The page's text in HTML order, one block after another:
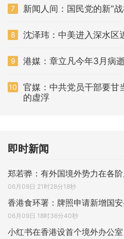
7 新闻人间：国民党的新“
8 沈泽玮：中美进入深水区
9 港媒：章立凡今年3月病逝
10
官媒：中共党员干部要甘
的虚浮
即时新闻
郑若骅：有外国境外势力在各
06月09日 21时28分18秒
香港食环署：牌照申请新增国
06月09日 18时36分40秒
小红书在香港设首个境外办公室